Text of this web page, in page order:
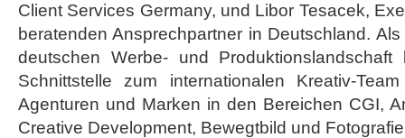
Client Services Germany, und Libor Tesacek,
beratenden Ansprechpartner in Deutschland.
deutschen Werbe- und
Schnittstelle zum internationalen Kreativ-
Agenturen und Marken in den Bereichen CGI,
Creative Development, Bewegtbild und